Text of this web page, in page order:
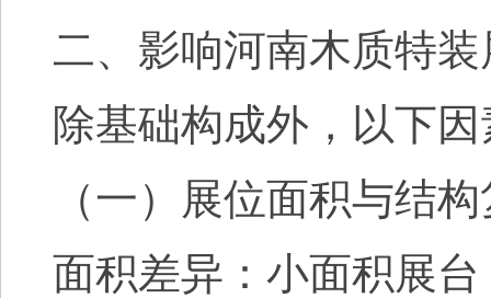
二、影响河南木质特
除基础构成外，以下
（一）展位面积与结
面积差异：小面积展